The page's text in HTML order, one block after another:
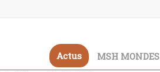
Actus MSH MONDES